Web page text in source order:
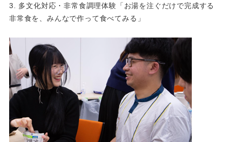
3. 多文化対応・非常食調理体験「お湯を注ぐだけで完成する
非常食を、みんなで作って食べてみる」